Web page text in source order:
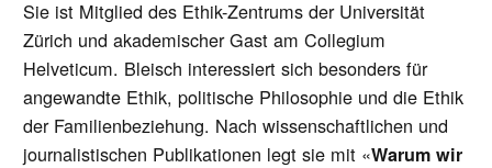
Sie ist Mitglied des Ethik-Zentrums der Universität
Zürich und akademischer Gast am Collegium
Helveticum. Bleisch interessiert sich besonders für
angewandte Ethik, politische Philosophie und die Ethik
der Familienbeziehung. Nach wissenschaftlichen und
journalistischen Publikationen legt sie mit «Warum wir